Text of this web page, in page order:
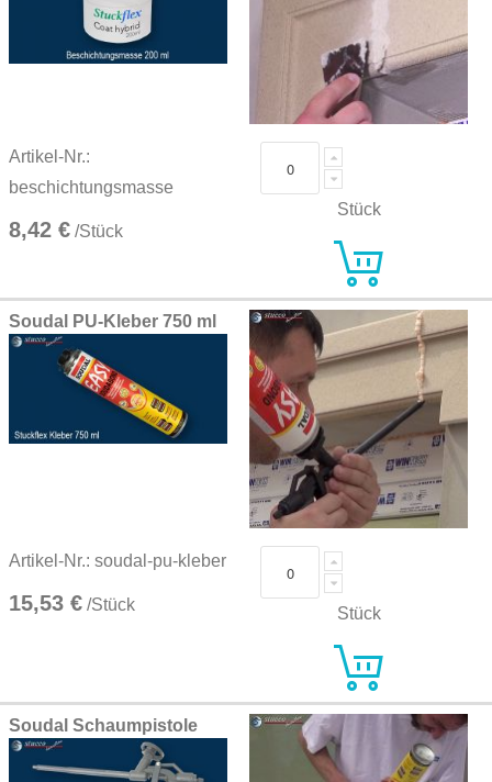
Artikel-Nr.:
beschichtungsmasse
8,42 € /Stück
Stück
Soudal PU-Kleber 750 ml
Artikel-Nr.: soudal-pu-kleber
15,53 € /Stück Stück
Soudal Schaumpistole